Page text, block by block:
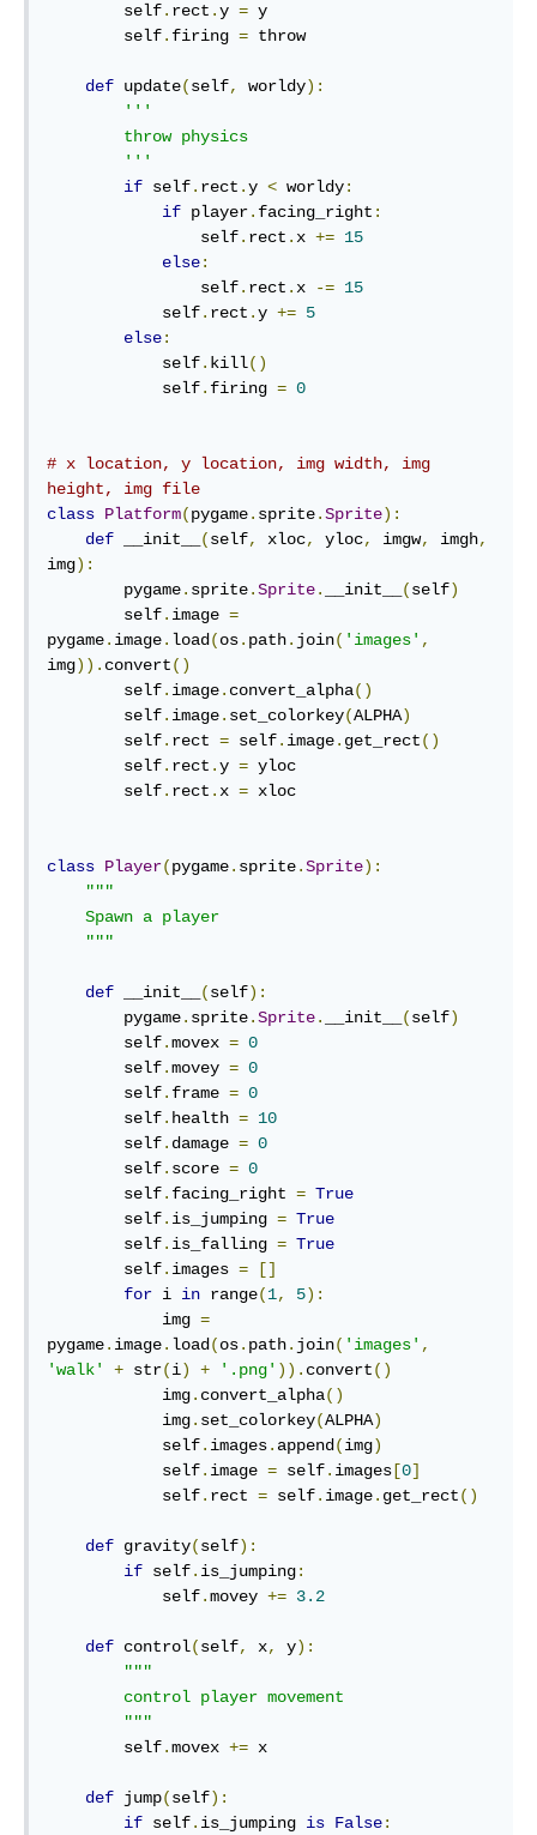
        self
. rect .y = y
        self
. firing = throw
def update(self, worldy):
'''
        '''
if self. rect .y < worldy:
if player. facing_right :
                self
. rect . x += 15
else:
                self
. rect . x -= 15
            self
. rect .y += 5
else:
            self
. kill()
            self
. firing = 0
# x location, y location, img width, img
height, img file
class Platform(pygame. sprite.Sprite):
def __init__ (self, xloc, yloc, imgw, imgh,
img):
        pygame
. sprite.Sprite. __init__ (self)
        self
. image =
pygame. image. load (os. path. join( 'images' ,
img)). convert()
        self
. image. convert_alpha()
        self
. image. set_colorkey(ALPHA)
        self
. rect = self. image. get_rect()
        self
. rect .y = yloc
        self
. rect . x = xloc
class Player(pygame. sprite.Sprite):
"""
    """
def __init__ (self):
        pygame
. sprite.Sprite. __init__ (self)
        self
.movex = 0
        self
.movey = 0
        self
. frame = 0
        self
. health = 10
        self
. damage = 0
        self
. score = 0
        self
. facing_right = True
        self
. is_jumping = True
        self
. is_falling = True
        self
. images =
[]
for i in range(1, 5):
            img
=
pygame. image. load (os. path. join( 'images' ,
'walk'
+ str(i) + '.png' )). convert()
            img
. convert_alpha()
            img
. set_colorkey(ALPHA)
            self
. images. append (img)
            self
. image = self. images [0]
            self
. rect = self. image. get_rect()
def gravity(self):
if self. is_jumping:
            self
.movey += 3.2
def control(self, x, y):
"""
        """
        self
.movex += x
def jump(self):
if self. is_jumping is False: